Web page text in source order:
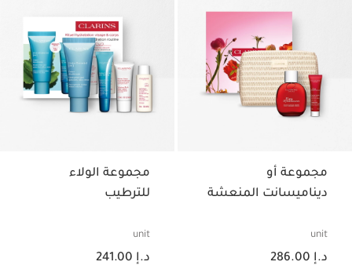
مجموعة أو
ديناميسانت المنعشة
unit
السعر الحالي هو د.إ 286.00
د.إ 286.00
مجموعة الولاء
للترطيب
unit
السعر الحالي هو د.إ 241.00
د.إ 241.00